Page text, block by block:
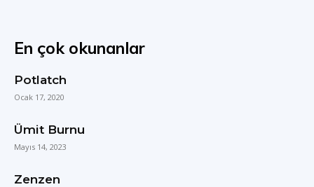
En çok okunanlar
Potlatch
Ocak 17, 2020
Ümit Burnu
Mayıs 14, 2023
Zenzen